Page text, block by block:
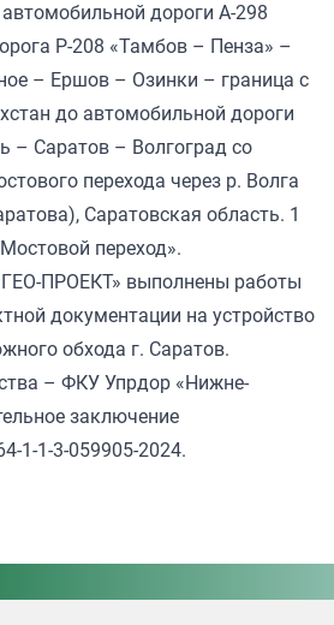
дороги А-298
Р-208 «Тамбов – Пенза» –
– Ершов – Озинки – граница с
до автомобильной дороги
– Саратов – Волгоград со
перехода через р. Волга
Саратовская область. 1
переход».
ПРОЕКТ» выполнены работы
документации на устройство
обхода г. Саратов.
– ФКУ Упрдор «Нижне-
заключение
1-1-3-059905-2024.